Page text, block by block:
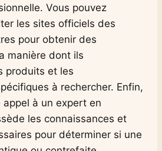
Vous pouvez
les sites officiels des
pour obtenir des
manière dont ils
produits et les
à rechercher. Enfin,
à un expert en
les connaissances et
pour déterminer si une